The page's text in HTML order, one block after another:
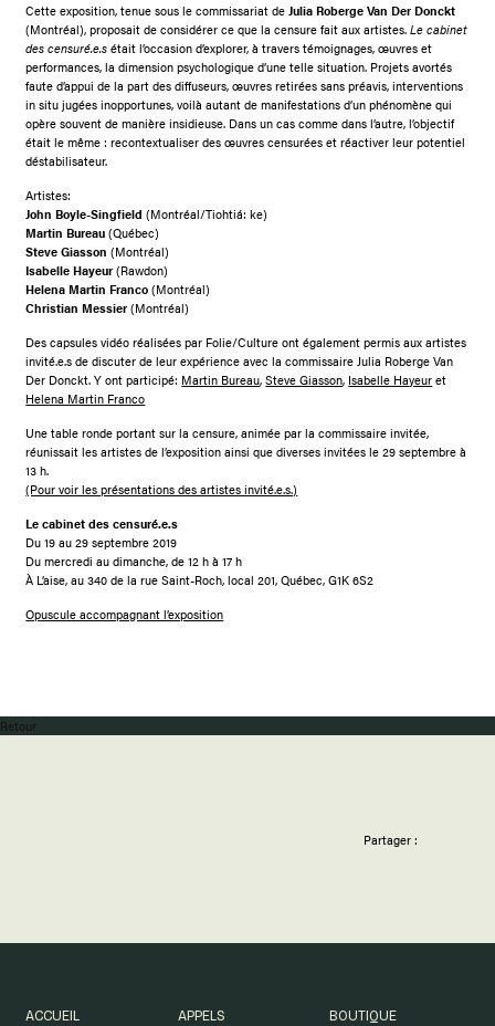
Cette exposition, tenue sous le commissariat de Julia Roberge Van Der Donckt
(Montréal), proposait de considérer ce que la censure fait aux artistes.Le cabinet
des censuré.e.s était l’occasion d’explorer, à travers témoignages, œuvres et
performances, la dimension psychologique d’une telle situation. Projets avortés
faute d’appui de la part des diffuseurs, œuvres retirées sans préavis, interventions
in situ jugées inopportunes, voilà autant de manifestations d’un phénomène qui
opère souvent de manière insidieuse. Dans un cas comme dans l’autre, l’objectif
était le même : recontextualiser des œuvres censurées et réactiver leur potentiel
déstabilisateur.
Artistes:
John Boyle-Singfield (Montréal/Tiohtiá: ke)
Martin Bureau (Québec)
Steve Giasson (Montréal)
Isabelle Hayeur(Rawdon)
Helena Martin Franco (Montréal)
Christian Messier(Montréal)
Des capsules vidéo réalisées par Folie/Culture ont également permis aux artistes
invité.e.s de discuter de leur expérience avec la commissaire Julia Roberge Van
Der Donckt. Y ont participé: Martin Bureau,Steve Giasson, Isabelle Hayeur et
Helena Martin Franco
Une table ronde portant sur la censure, animée par la commissaire invitée,
réunissait les artistes de l’exposition ainsi que diverses invitées le 29 septembre à
13 h.
(Pour voir les présentations des artistes invité.e.s.)
Le cabinet des censuré.e.s
Du 19 au 29 septembre 2019
Du mercredi au dimanche, de 12 h à 17 h
À L’aise, au 340 de la rue Saint-Roch, local 201, Québec, G1K 6S2
Opuscule accompagnant l’exposition
Retour
Partager :
ACCUEIL APPELS BOUTIQUE